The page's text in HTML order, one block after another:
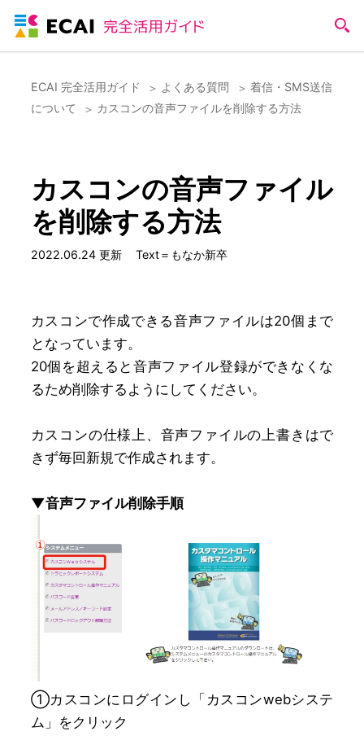
ECAI 完全活用ガイド よくある質問
着信・SMS送信
について
カスコンの音声ファイルを削除する方法
カスコンの音声ファイル
を削除する方法
2022.06.24 更新 Text＝もなか新卒
カスコンで作成できる音声ファイルは20個まで
となっています。
20個を超えると音声ファイル登録ができなくな
るため削除するようにしてください。
カスコンの仕様上、音声ファイルの上書きはで
きず毎回新規で作成されます。
▼音声ファイル削除手順
①カスコンにログインし「カスコンwebシステ
ム」をクリック